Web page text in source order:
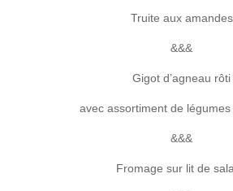
Truite aux amandes
&&&
Gigot d’agneau rôti
avec assortiment de
&&&
Fromage sur lit de